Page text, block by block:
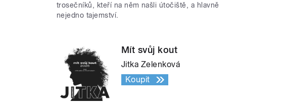
trosečníků, kteří na něm našli útočiště, a hlavně
nejedno tajemství.
Mít svůj kout
Jitka Zelenková
Koupit